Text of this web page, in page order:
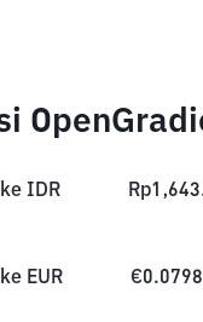
ke IDR Rp
ke EUR €